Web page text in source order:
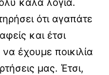
καλά λόγια.
ότι αγαπάτε
και έτσι
έχουμε ποικιλία
μας. Έτσι,